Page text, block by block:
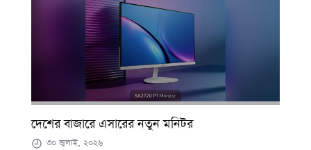
দেশের বাজারে এসারের নতুন মনিটর
৩০ জুলাই, ২০২৬